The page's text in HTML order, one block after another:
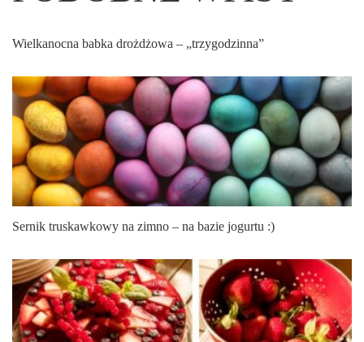
Wielkanocna babka drożdżowa – „trzygodzinna”
Sernik truskawkowy na zimno – na bazie jogurtu :)